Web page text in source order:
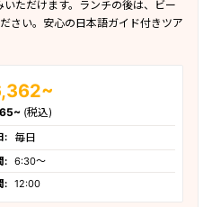
ただけます。ランチの後は、ビー
さい。安心の日本語ガイド付きツア
(税込)
: 毎日
: 6:30〜
: 12:00